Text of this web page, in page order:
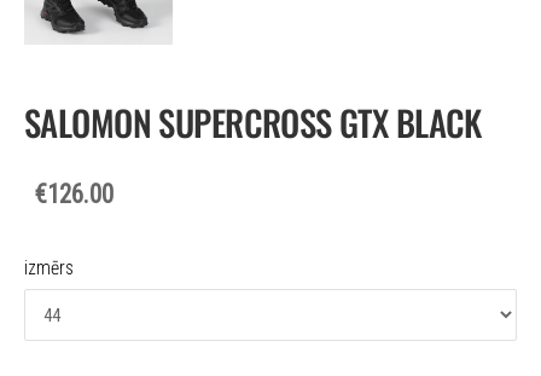
SALOMON SUPERCROSS GTX BLACK
€126.00
izmērs